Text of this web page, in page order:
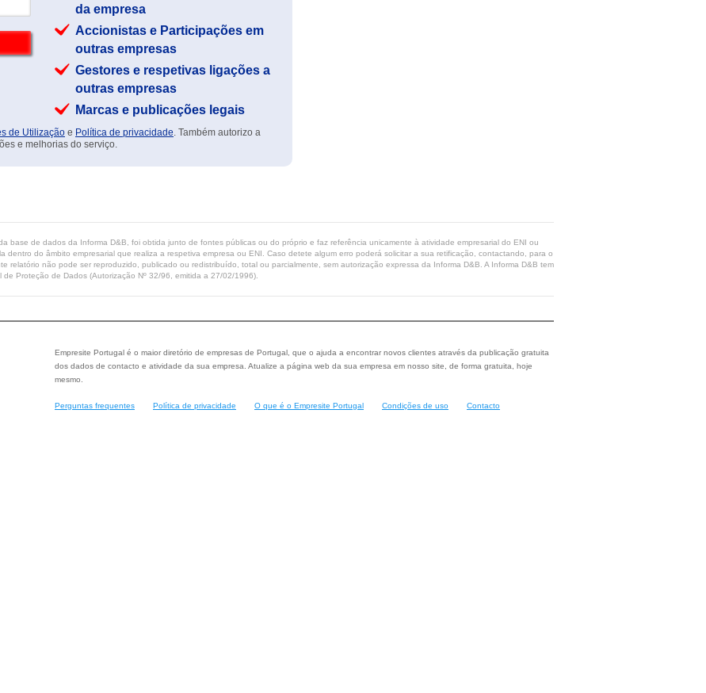
da empresa
Accionistas e Participações em
outras empresas
Gestores e respetivas ligações a
outras empresas
Marcas e publicações legais
de Utilização e Política de privacidade. Também autorizo a
e melhorias do serviço.
base de dados da Informa D&B, foi obtida junto de fontes públicas ou do próprio e faz referência unicamente à atividade empresarial do ENI ou
dentro do âmbito empresarial que realiza a respetiva empresa ou ENI. Caso detete algum erro poderá solicitar a sua retificação, contactando, para o
relatório não pode ser reproduzido, publicado ou redistribuído, total ou parcialmente, sem autorização expressa da Informa D&B. A Informa D&B tem
Proteção de Dados (Autorização Nº 32/96, emitida a 27/02/1996).
Empresite Portugal é o maior diretório de empresas de Portugal, que o ajuda a encontrar novos clientes através da publicação gratuita
dos dados de contacto e atividade da sua empresa. Atualize a página web da sua empresa em nosso site, de forma gratuita, hoje
mesmo.
Perguntas frequentes Política de privacidade O que é o Empresite Portugal Condições de uso Contacto